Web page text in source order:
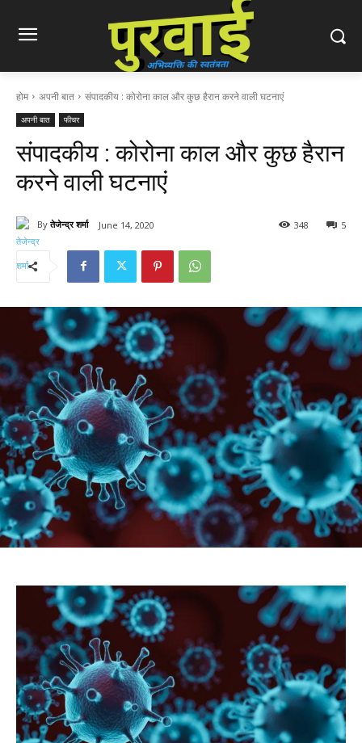
होम अपनी बात संपादकीय : कोरोना काल और कुछ हैरान करने वाली घटनाएं
अपनी बात फीचर
संपादकीय : कोरोना काल और कुछ हैरान
करने वाली घटनाएं
By तेजेन्द्र शर्मा June 14, 2020 5
348